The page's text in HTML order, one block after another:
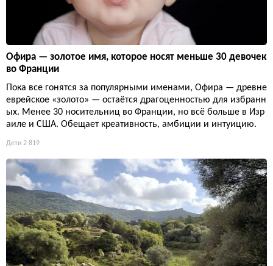
Офира — золотое имя, которое носят меньше 30 девочек
во Франции
Пока все гонятся за популярными именами, Офира — древне
еврейское «золото» — остаётся драгоценностью для избранн
ых. Менее 30 носительниц во Франции, но всё больше в Изр
аиле и США. Обещает креативность, амбиции и интуицию.
Дети 2 819